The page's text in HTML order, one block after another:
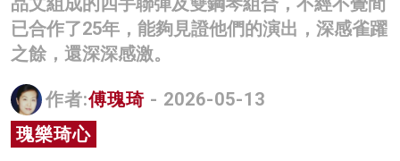
科技
影片
灼見活動
關於我們
已合作了25年，能夠見證他們的演出，深感雀躍
之餘，還深深感激。
作者:傅瑰琦 - 2026-05-13
瑰樂琦心